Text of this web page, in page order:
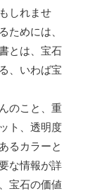
しれませ
ためには、
とは、宝石
、いわば宝
のこと、重
ト、透明度
るカラーと
な情報が詳
宝石の価値